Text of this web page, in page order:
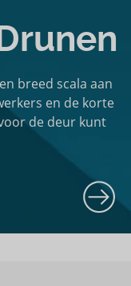
breed scala aan
en de korte
de deur kunt